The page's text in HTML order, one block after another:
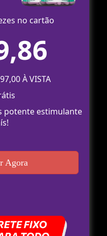
no cartão
À VISTA
potente estimulante
Agora